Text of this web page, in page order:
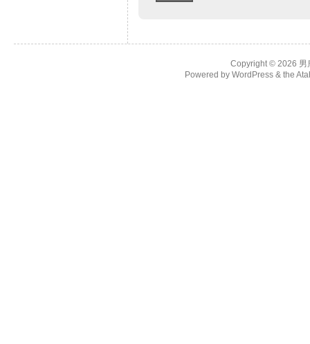
Copyright © 2026 男
Powered by WordPress & the